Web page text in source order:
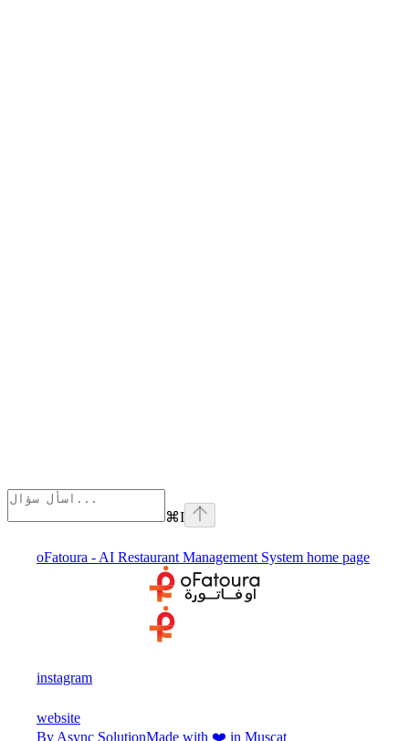
⌘I
oFatoura - AI Restaurant Management System home page
instagram
website
By Async SolutionMade with ❤️ in Muscat